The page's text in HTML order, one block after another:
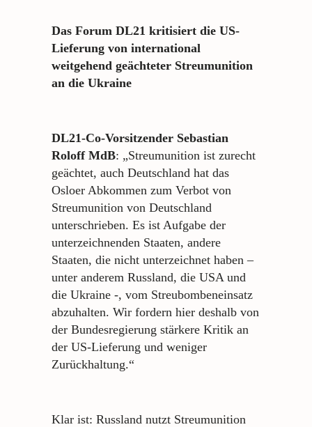
Das Forum DL21 kritisiert die US-
Lieferung von international
weitgehend geächteter Streumunition
an die Ukraine
DL21-Co-Vorsitzender Sebastian
Roloff MdB: „Streumunition ist zurecht
geächtet, auch Deutschland hat das
Osloer Abkommen zum Verbot von
Streumunition von Deutschland
unterschrieben. Es ist Aufgabe der
unterzeichnenden Staaten, andere
Staaten, die nicht unterzeichnet haben –
unter anderem Russland, die USA und
die Ukraine -, vom Streubombeneinsatz
abzuhalten. Wir fordern hier deshalb von
der Bundesregierung stärkere Kritik an
der US-Lieferung und weniger
Zurückhaltung.“
Klar ist: Russland nutzt Streumunition